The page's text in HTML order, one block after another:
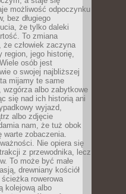
możliwość odpoczynku
bez długiego
że tylko daleki
To zmiana
człowiek zaczyna
region, jego historię,
osób jest
o swojej najbliższej
mijamy te same
albo zabytkowe
się nad ich historią ani
wyjazd,
albo zdjęcie
nam, że tuż obok
warte zobaczenia.
Nie opiera się
z przewodnika, lecz
To może być małe
drewniany kościół
rowerowa
kolejową albo